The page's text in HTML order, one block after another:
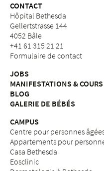
CONTACT
Hôpital Bethesda
Gellertstrasse 144
4052 Bâle
+41 61 315 21 21
Formulaire de contact
JOBS
MANIFESTATIONS & COURS
BLOG
GALERIE DE BÉBÉS
CAMPUS
Centre pour personnes
Appartements pour
Casa Bethesda
Eosclinic